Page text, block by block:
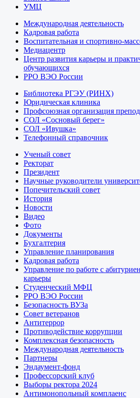
УМЦ
Международная деятельность
Кадровая работа
Воспитательная и спортивно-
Медиацентр
Центр развития карьеры и
обучающихся
РРО ВЭО России
Библиотека РГЭУ (РИНХ)
Юридическая клиника
Профсоюзная организация
СОЛ «Сосновый берег»
СОЛ «Ивушка»
Телефонный справочник
Ученый совет
Ректорат
Президент
Научные руководители
Попечительский совет
История
Новости
Видео
Фото
Документы
Бухгалтерия
Управление планирования
Кадровая работа
Управление по работе с
карьеры
Студенческий МФЦ
РРО ВЭО России
Безопасность ВУЗа
Совет ветеранов
Антитеррор
Противодействие коррупции
Комплексная безопасность
Международная деятельность
Партнеры
Эндаумент-фонд
Профессорский клуб
Выборы ректора 2024
Антимонопольный комплаенс